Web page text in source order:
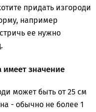
придать изгороди
например
ее нужно
имеет значение
может быть от 25 см
- обычно не более 1